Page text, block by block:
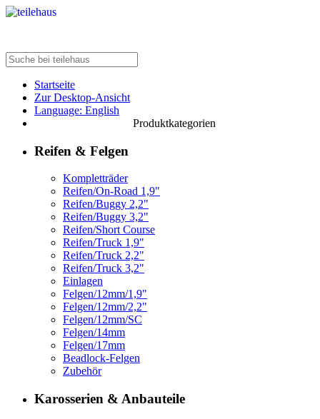
Startseite
Zur Desktop-Ansicht
Language: English
Produktkategorien
Reifen & Felgen
Kompletträder
Reifen/On-Road 1,9"
Reifen/Buggy 2,2"
Reifen/Buggy 3,2"
Reifen/Short Course
Reifen/Truck 1,9"
Reifen/Truck 2,2"
Reifen/Truck 3,2"
Einlagen
Felgen/12mm/1,9"
Felgen/12mm/2,2"
Felgen/12mm/SC
Felgen/14mm
Felgen/17mm
Beadlock-Felgen
Zubehör
Karosserien & Anbauteile